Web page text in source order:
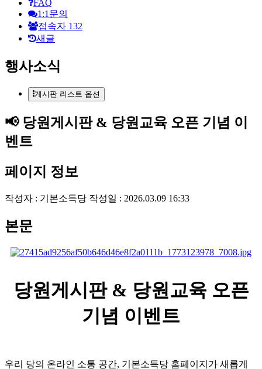
FAQ
1:1문의
접속자 132
새글
행사소식
게시판 리스트 옵션
📢 당원게시판 & 당원교육 오픈 기념 이
벤트
페이지 정보
작성자 : 기본소득당 작성일 : 2026.03.09 16:33
본문
당원게시판 & 당원교육 오픈
기념 이벤트
우리 당의 온라인 소통 공간, 기본소득당 홈페이지가 새롭게